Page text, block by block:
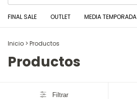
FINAL SALE OUTLET MEDIA TEMPORADA
Inicio > Productos
Productos
Filtrar